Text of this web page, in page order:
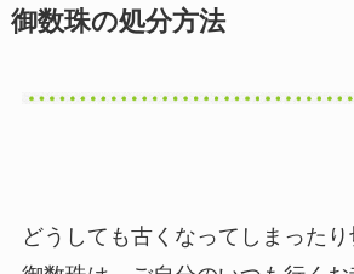
御数珠の処分方法
どうしても古くなってしまった